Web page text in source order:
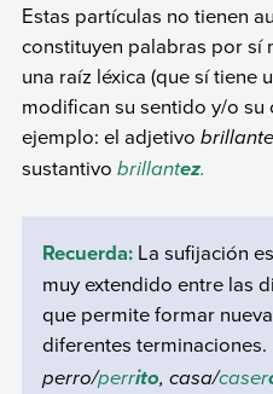
Estas partículas no tienen
constituyen palabras por sí
una raíz léxica (que sí tiene
modifican su sentido y/o
ejemplo: el adjetivo brillante
sustantivo brillantez.
Recuerda: La sufijación
muy extendido entre las
que permite formar
diferentes
perro/perrito, casa/caser